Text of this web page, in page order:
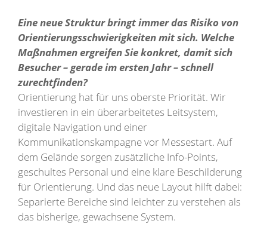
Eine neue Struktur bringt immer das Risiko von
Orientierungsschwierigkeiten mit sich. Welche
Maßnahmen ergreifen Sie konkret, damit sich
Besucher – gerade im ersten Jahr – schnell
zurechtfinden?
Orientierung hat für uns oberste Priorität. Wir
investieren in ein überarbeitetes Leitsystem,
digitale Navigation und einer
Kommunikationskampagne vor Messestart. Auf
dem Gelände sorgen zusätzliche Info-Points,
geschultes Personal und eine klare Beschilderung
für Orientierung. Und das neue Layout hilft dabei:
Separierte Bereiche sind leichter zu verstehen als
das bisherige, gewachsene System.